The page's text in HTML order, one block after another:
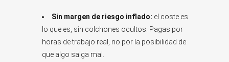
Sin margen de riesgo inflado: el coste es
lo que es, sin colchones ocultos. Pagas por
horas de trabajo real, no por la posibilidad de
que algo salga mal.